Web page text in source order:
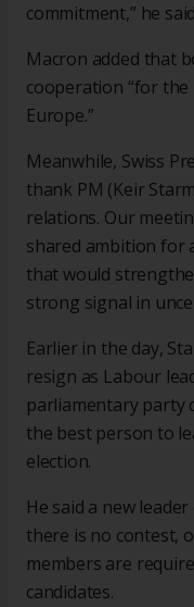
commitment,” he
Macron added that
cooperation “for
Europe.”
Meanwhile, Swiss
thank PM (Keir
relations. Our
shared ambition for
that would
strong signal in
Earlier in the day,
resign as Labour
parliamentary party
the best person to
election.
He said a new
there is no contest,
members are
candidates.